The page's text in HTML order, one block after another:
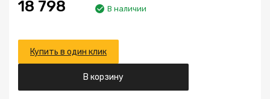
18 798 В наличии
Купить в один клик
В корзину